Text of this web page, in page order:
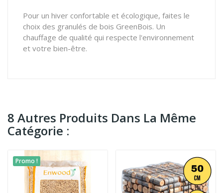
Pour un hiver confortable et écologique, faites le
choix des granulés de bois GreenBois. Un
chauffage de qualité qui respecte l'environnement
et votre bien-être.
8 Autres Produits Dans La Même
Catégorie :
Promo !